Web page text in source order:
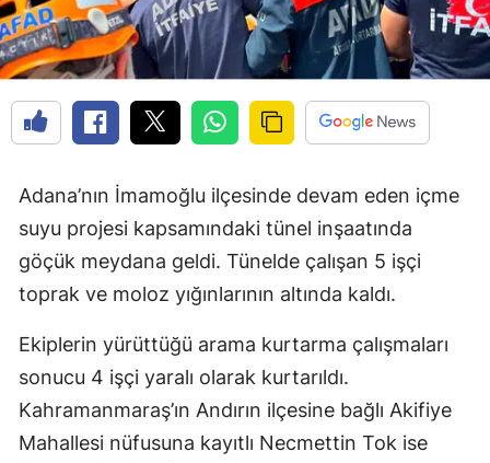
Adana’nın İmamoğlu ilçesinde devam eden içme
suyu projesi kapsamındaki tünel inşaatında
göçük meydana geldi. Tünelde çalışan 5 işçi
toprak ve moloz yığınlarının altında kaldı.
Ekiplerin yürüttüğü arama kurtarma çalışmaları
sonucu 4 işçi yaralı olarak kurtarıldı.
Kahramanmaraş’ın Andırın ilçesine bağlı Akifiye
Mahallesi nüfusuna kayıtlı Necmettin Tok ise